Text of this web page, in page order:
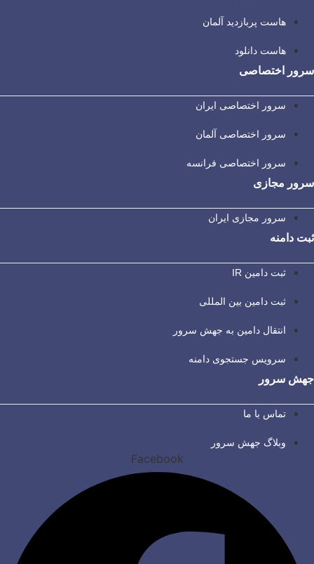
هاست پربازدید آلمان
هاست دانلود
سرور اختصاصی
سرور اختصاصی ایران
سرور اختصاصی آلمان
سرور اختصاصی فرانسه
سرور مجازی
سرور مجازی ایران
ثبت دامنه
ثبت دامین IR
ثبت دامین بین المللی
انتقال دامین به جهش سرور
سرویس جستجوی دامنه
جهش سرور
تماس با ما
وبلاگ جهش سرور
Facebook